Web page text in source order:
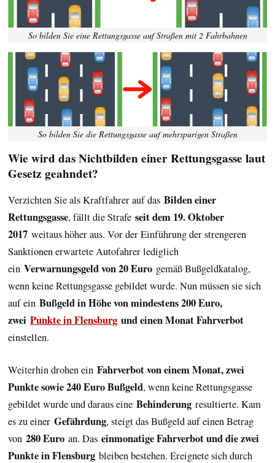
So bilden Sie eine Rettungsgasse auf Straßen mit 2 Fahrbahnen
So bilden Sie die Rettungsgasse auf mehrspurigen Straßen
Wie wird das Nichtbilden einer Rettungsgasse laut
Gesetz geahndet?
Verzichten Sie als Kraftfahrer auf das Bilden einer
Rettungsgasse, fällt die Strafe seit dem 19. Oktober
2017 weitaus höher aus. Vor der Einführung der strengeren
Sanktionen erwartete Autofahrer lediglich
ein Verwarnungsgeld von 20 Euro gemäß Bußgeldkatalog,
wenn keine Rettungsgasse gebildet wurde. Nun müssen sie sich
auf ein Bußgeld in Höhe von mindestens 200 Euro,
zwei Punkte in Flensburg und einen Monat Fahrverbot
einstellen.
Weiterhin drohen ein Fahrverbot von einem Monat, zwei
Punkte sowie 240 Euro Bußgeld, wenn keine Rettungsgasse
gebildet wurde und daraus eine Behinderung resultierte. Kam
es zu einer Gefährdung, steigt das Bußgeld auf einen Betrag
von 280 Euro an. Das einmonatige Fahrverbot und die zwei
Punkte in Flensburg bleiben bestehen. Ereignete sich durch